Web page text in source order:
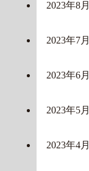
2023年8月
2023年7月
2023年6月
2023年5月
2023年4月